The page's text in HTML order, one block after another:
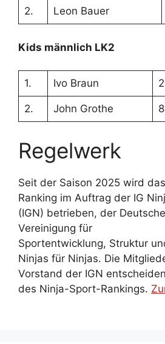
2. Leon Bauer
Kids männlich LK2
1. Ivo Braun
2. John Grothe
Regelwerk
Seit der Saison 2025 wird
Ranking im Auftrag der IG
(IGN) betrieben, der
Vereinigung für
Sportentwicklung, Struktur
Ninjas für Ninjas. Die
Vorstand der IGN
des Ninja-Sport-Rankings.